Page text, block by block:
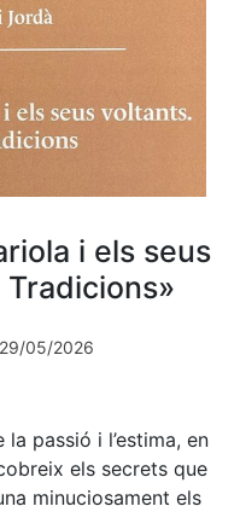
i els seus
29/05/2026
passió i l’estima, en
els secrets que
minuciosament els